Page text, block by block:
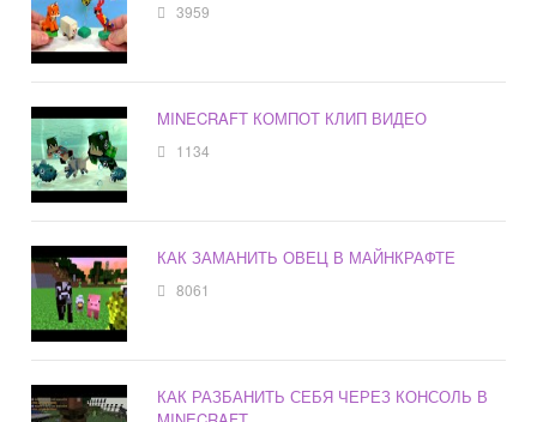
3959
MINECRAFT КОМПОТ КЛИП ВИДЕО
1134
КАК ЗАМАНИТЬ ОВЕЦ В МАЙНКРАФТЕ
8061
КАК РАЗБАНИТЬ СЕБЯ ЧЕРЕЗ КОНСОЛЬ В